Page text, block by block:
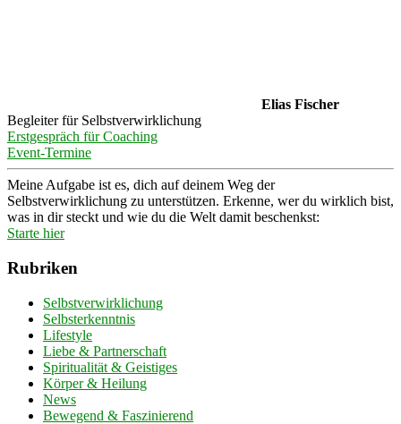
Elias Fischer
Begleiter für Selbstverwirklichung
Erstgespräch für Coaching
Event-Termine
Meine Aufgabe ist es, dich auf deinem Weg der
Selbstverwirklichung zu unterstützen. Erkenne, wer du wirklich bist,
was in dir steckt und wie du die Welt damit beschenkst:
Starte hier
Rubriken
Selbstverwirklichung
Selbsterkenntnis
Lifestyle
Liebe & Partnerschaft
Spiritualität & Geistiges
Körper & Heilung
News
Bewegend & Faszinierend